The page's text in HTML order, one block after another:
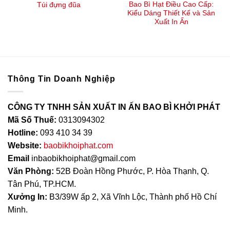
Túi đựng đũa
Bao Bì Hạt Điều Cao Cấp:
Kiểu Dáng Thiết Kế và Sản
Xuất In Ấn
Thông Tin Doanh Nghiệp
CÔNG TY TNHH SẢN XUẤT IN ẤN BAO BÌ KHỞI PHÁT
Mã Số Thuế: 0313094302
Hotline: 093 410 34 39
Website: baobikhoiphat.com
Email inbaobikhoiphat@gmail.com
Văn Phòng: 52B Đoàn Hồng Phước, P. Hòa Thạnh, Q.
Tân Phú, TP.HCM.
Xưởng In: B3/39W ấp 2, Xã Vĩnh Lộc, Thành phố Hồ Chí
Minh.